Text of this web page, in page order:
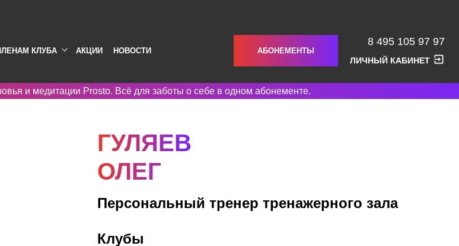
КЛУБА АКЦИИ НОВОСТИ АБОНЕМЕНТЫ
8 495 105 97 97
ЛИЧНЫЙ КАБИНЕТ
и медитации Prosto. Всё для заботы о себе в одном абонементе.
ГУЛЯЕВ
ОЛЕГ
Персональный тренер тренажерного зала
Клубы